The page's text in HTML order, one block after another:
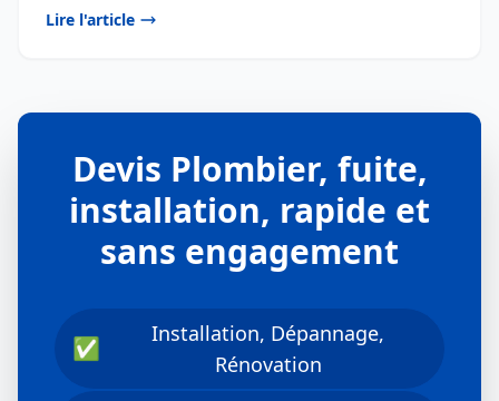
Lire l'article
Devis Plombier, fuite,
installation, rapide et
sans engagement
✅
Installation, Dépannage,
Rénovation